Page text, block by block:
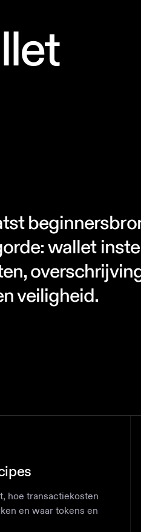
wallet
veiligheid.
hoe transactiekosten
en waar tokens en